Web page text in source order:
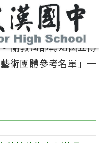
>關教育部轉知國立傳
術團體參考名單」一